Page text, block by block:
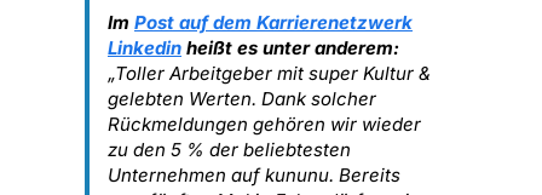
Im Post auf dem Karrierenetzwerk
Linkedinheißt es unter anderem:
„Toller Arbeitgeber mit super Kultur &
gelebten Werten. Dank solcher
Rückmeldungen gehören wir wieder
zu den 5 % der beliebtesten
Unternehmen auf kununu. Bereits